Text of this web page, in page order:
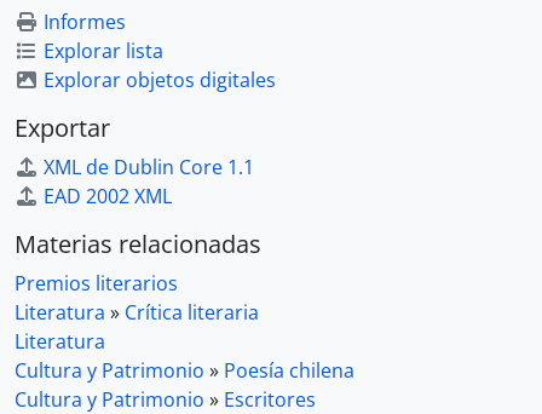
Informes
Explorar lista
Explorar objetos digitales
Exportar
XML de Dublin Core 1.1
EAD 2002 XML
Materias relacionadas
Premios literarios
Literatura » Crítica literaria
Literatura
Cultura y Patrimonio » Poesía chilena
Cultura y Patrimonio » Escritores